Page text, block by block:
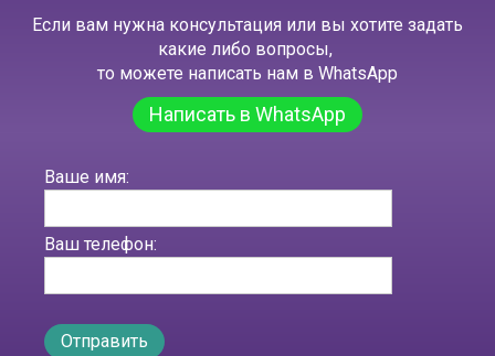
Если вам нужна консультация или вы хотите задать
какие либо вопросы,
то можете написать нам в WhatsApp
Написать в WhatsApp
Ваше имя:
Ваш телефон: